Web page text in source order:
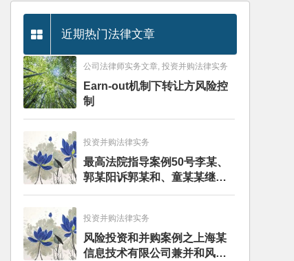
近期热门法律文章
公司法律师实务文章, 投资并购法律实务
Earn-out机制下转让方风险控
制
投资并购法律实务
最高法院指导案例50号李某、
郭某阳诉郭某和、童某某继承
纠纷案
投资并购法律实务
风险投资和并购案例之上海某
信息技术有限公司兼并和风险